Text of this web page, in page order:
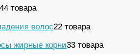
44 товара
волос22 товара
жирные корни33 товара